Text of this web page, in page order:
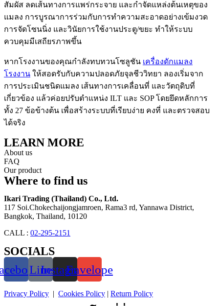
สัมผัส ลดเส้นทางการแพร่กระจาย และกำจัดแหล่งต้นเหตุของ
แมลง การบูรณาการร่วมกับการทำความสะอาดอย่างเข้มงวด
การจัดโซนนิ่ง และวินัยการใช้งานประตู/ขยะ ทำให้ระบบ
ควบคุมมีเสถียรภาพขึ้น
หากโรงงานของคุณกำลังทบทวนโซลูชัน เครื่องดักแมลง
โรงงาน ให้สอดรับกับความปลอดภัยจุลชีววิทยา ลองเริ่มจาก
การประเมินชนิดแมลง เส้นทางการเคลื่อนที่ และวัตถุดิบที่
เกี่ยวข้อง แล้วค่อยปรับตำแหน่ง ILT และ SOP โดยยึดหลักการ
ทั้ง 27 ข้อข้างต้น เพื่อสร้างระบบที่เรียบง่าย คงที่ และตรวจสอบ
ได้จริง
LEARN MORE
About us
FAQ
Our product
Where to find us
Ikari Trading (Thailand) Co., Ltd.
117 Soi.Chokechaijongjamroen, Rama3 rd, Yannawa District,
Bangkok, Thailand, 10120
CALL : 02-295-2151
SOCIALS
LineInstagramEnvelope
Privacy Policy | Cookies Policy | Return Policy